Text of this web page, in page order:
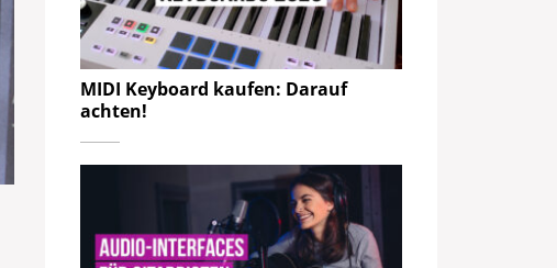
MIDI Keyboard kaufen: Darauf
achten!